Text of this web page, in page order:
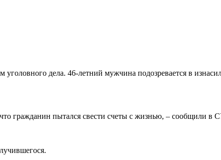
уголовного дела. 46-летний мужчина подозревается в
гражданин пытался свести счеты с жизнью, – сообщили